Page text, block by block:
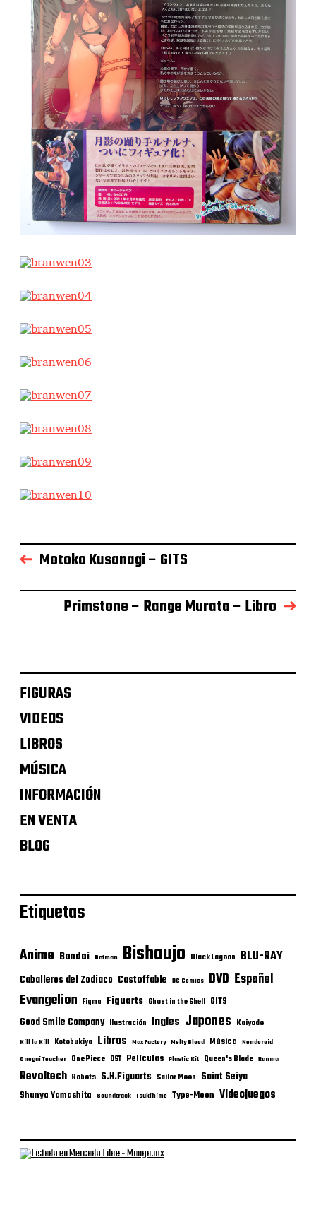
Motoko Kusanagi – GITS
Primstone – Range Murata – Libro
FIGURAS
VIDEOS
LIBROS
MÚSICA
INFORMACIÓN
EN VENTA
BLOG
Etiquetas
Anime Bandai Batman Bishoujo Black Lagoon BLU-RAY
Caballeros del Zodiaco Castoffable DC Comics DVD Español
Evangelion Figma Figuarts Ghost in the Shell GITS
Good Smile Company Ilustración Ingles Japones Kaiyodo
Kill la Kill Kotobukiya Libros Max Factory Melty Blood Música Nendoroid
Onegai Teacher One Piece OST Películas Plastic Kit Queen's Blade Ranma
Revoltech Robots S.H.Figuarts Sailor Moon Saint Seiya
Shunya Yamashita Soundtrack Tsukihime Type-Moon Videojuegos